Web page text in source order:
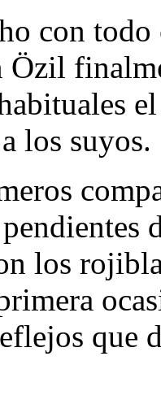
con todo
los suyos.
los
que